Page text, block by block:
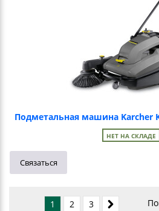
Подметальная машина Karcher
НЕТ НА СКЛАДЕ
Связаться
1 2 3